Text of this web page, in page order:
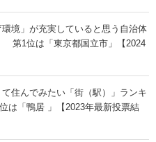
環境」が充実していると思う自治体
第1位は「東京都国立市」【2024
て住んでみたい「街（駅）」ランキ
は「鴨居 」【2023年最新投票結